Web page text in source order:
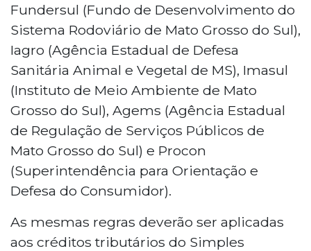
Fundersul (Fundo de Desenvolvimento do
Sistema Rodoviário de Mato Grosso do Sul),
Iagro (Agência Estadual de Defesa
Sanitária Animal e Vegetal de MS), Imasul
(Instituto de Meio Ambiente de Mato
Grosso do Sul), Agems (Agência Estadual
de Regulação de Serviços Públicos de
Mato Grosso do Sul) e Procon
(Superintendência para Orientação e
Defesa do Consumidor).
As mesmas regras deverão ser aplicadas
aos créditos tributários do Simples